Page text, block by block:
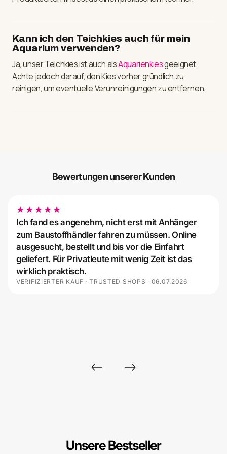
Kann ich den Teichkies auch für mein
Aquarium verwenden?
Ja, unser Teichkies ist auch alsAquarienkiesgeeignet.
Achte jedoch darauf, den Kies vorher gründlich zu
reinigen, um eventuelle Verunreinigungen zu entfernen.
Bewertungen unserer Kunden
★★★★★
Ich fand es angenehm, nicht erst mit Anhänger
zum Baustoffhändler fahren zu müssen. Online
ausgesucht, bestellt und bis vor die Einfahrt
geliefert. Für Privatleute mit wenig Zeit ist das
wirklich praktisch.
VERIFIZIERTER KAUF · TRUSTED SHOPS · 06.07.2026
Unsere Bestseller